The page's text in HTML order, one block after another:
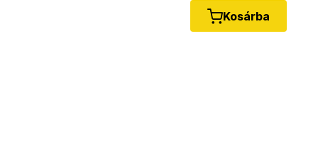
Kosárba